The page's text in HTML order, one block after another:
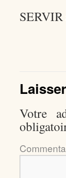
SERVIR
Votre